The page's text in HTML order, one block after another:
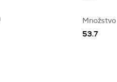
Množstvo
53.7